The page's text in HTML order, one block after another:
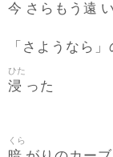
今 さらもう 遠 い
「さようなら」
浸
ひた
った
くら